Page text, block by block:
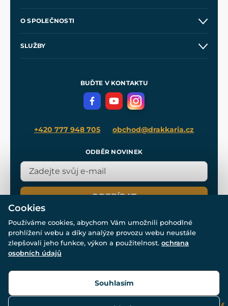
Velkoobchod
O SPOLEČNOSTI
SLUŽBY
Meče pro Kingdom Come
BUĎTE V KONTAKTU
+420 777 948 705 obchod@drakkaria.cz
ODBĚR NOVINEK
ODEBÍRAT
© Všechna práva vyhrazena. www.drakkaria.cz 2007-2026.
Cookies
Používáme cookies, abychom Vám umožnili pohodlné
prohlížení webu a díky analýze provozu webu neustále
zlepšovali jeho funkce, výkon a použitelnost. ochrana
osobních údajů
Souhlasím